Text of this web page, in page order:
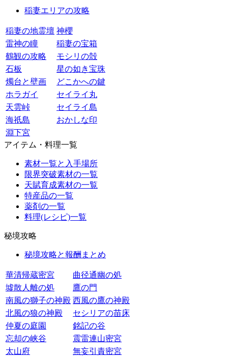
稲妻エリアの攻略
稲妻の地霊壇 神櫻
雷神の瞳
稲妻の宝箱
鶴観の攻略
モシリの殻
石板
星の如き宝珠
燭台と壁画
どこかへの鍵
ホラガイ
セイライ丸
天雲峠
セイライ島
海祇島
おかしな印
淵下宮
アイテム・料理一覧
素材一覧と入手場所
限界突破素材の一覧
天賦育成素材の一覧
特産品の一覧
薬剤の一覧
料理(レシピ)一覧
秘境攻略
秘境攻略と報酬まとめ
華清帰蔵密宮
曲径通幽の処
墟散人離の処
鷹の門
南風の獅子の神殿 西風の鷹の神殿
北風の狼の神殿
セシリアの苗床
仲夏の庭園
銘記の谷
忘却の峡谷
震雷連山密宮
太山府
無妄引責密宮